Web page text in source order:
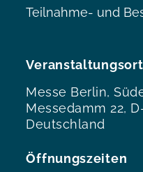
Veranstaltungsort
Messe Berlin,
Messedamm 22,
Deutschland
Öffnungszeiten
Teilnahme- und